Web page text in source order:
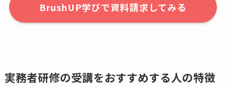
BrushUP学びで資料請求してみる
実務者研修の受講をおすすめする人の特徴